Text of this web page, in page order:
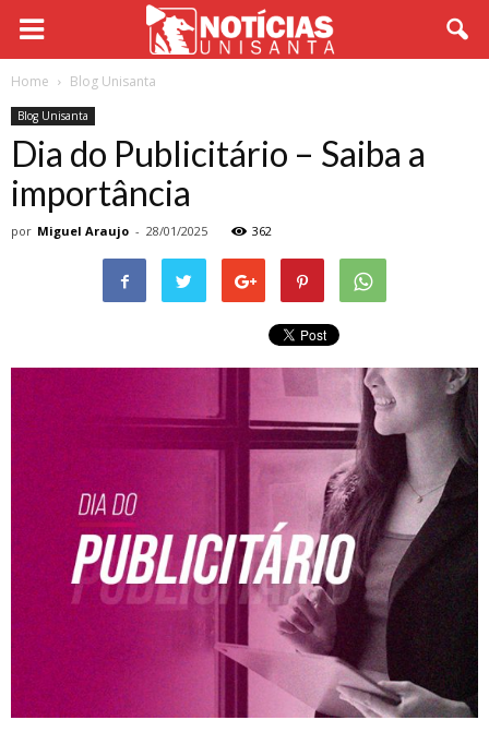
Home Blog Unisanta
Blog Unisanta
Dia do Publicitário – Saiba a
importância
por Miguel Araujo - 28/01/2025 362